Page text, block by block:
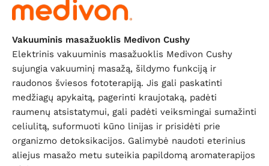
Vakuuminis masažuoklis Medivon Cushy
Elektrinis vakuuminis masažuoklis Medivon Cushy
sujungia vakuuminį masažą, šildymo funkciją ir
raudonos šviesos fototerapiją. Jis gali paskatinti
medžiagų apykaitą, pagerinti kraujotaką, padėti
raumenų atsistatymui, gali padėti veiksmingai sumažinti
celiulitą, suformuoti kūno linijas ir prisidėti prie
organizmo detoksikacijos. Galimybė naudoti eterinius
aliejus masažo metu suteikia papildomą aromaterapijos